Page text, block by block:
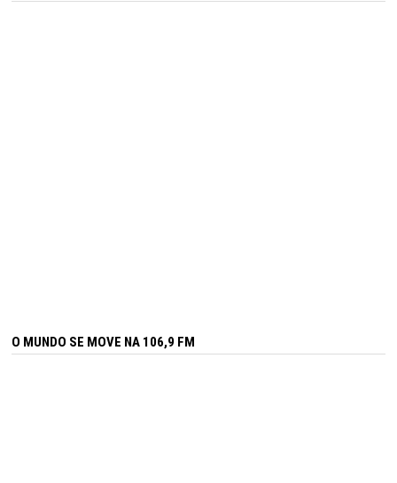
O MUNDO SE MOVE NA 106,9 FM